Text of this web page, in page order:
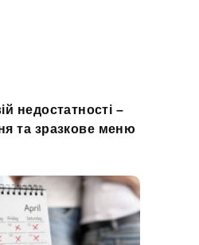
недостатності –
та зразкове меню